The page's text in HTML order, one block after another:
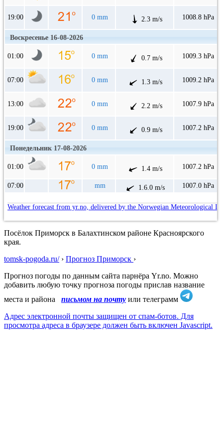
19:00 0 mm 2.3 m/s 1008.8 hPa
Воскресенье 16-08-2026
01:00 0 mm 0.7 m/s 1009.3 hPa
07:00 0 mm 1.3 m/s 1009.2 hPa
13:00 0 mm 2.2 m/s 1007.9 hPa
19:00 0 mm 0.9 m/s 1007.2 hPa
Понедельник 17-08-2026
01:00 0 mm 1.4 m/s 1007.2 hPa
07:00 mm 1.6.0 m/s 1007.0 hPa
Weather forecast from yr.no, delivered by the Norwegian Meteorological
Посёлок Приморск в Балахтинском районе Красноярского
края.
tomsk-pogoda.ru/› Прогноз Приморск ›
Прогноз погоды по данным сайта парнёра Yr.no. Можно
добавить любую точку прогноза погоды прислав название
места и района
письмом на почту или телеграмм
Адрес электронной почты защищен от спам-ботов. Для
просмотра адреса в браузере должен быть включен Javascript.